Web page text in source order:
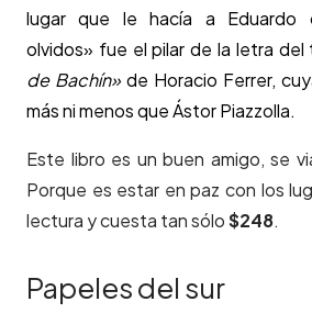
lugar que le hacía a Eduardo
olvidos» fue el pilar de la letra del
de Bachín» de Horacio Ferrer,
más ni menos que Ástor Piazzolla.
Este libro es un buen amigo, se
Porque es estar en paz con los
lectura y cuesta tan sólo$248.
Papeles del sur